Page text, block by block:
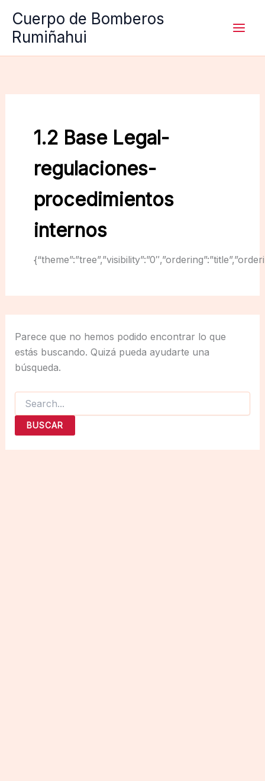
contenido
Cuerpo de Bomberos
Rumiñahui
1.2 Base Legal-
regulaciones-
procedimientos
internos
Parece que no hemos podido encontrar lo que
estás buscando. Quizá pueda ayudarte una
búsqueda.
Buscar
por: